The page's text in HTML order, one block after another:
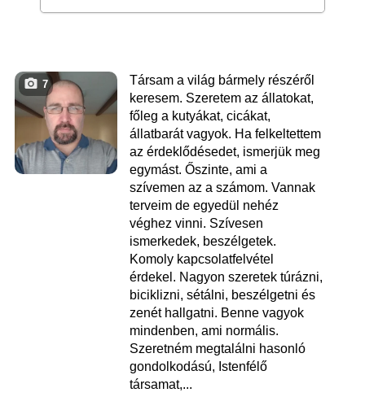
7
Társam a világ bármely részéről
keresem. Szeretem az állatokat,
főleg a kutyákat, cicákat,
állatbarát vagyok. Ha felkeltettem
az érdeklődésedet, ismerjük meg
egymást. Őszinte, ami a
szívemen az a számom. Vannak
terveim de egyedül nehéz
véghez vinni. Szívesen
ismerkedek, beszélgetek.
Komoly kapcsolatfelvétel
érdekel. Nagyon szeretek túrázni,
biciklizni, sétálni, beszélgetni és
zenét hallgatni. Benne vagyok
mindenben, ami normális.
Szeretném megtalálni hasonló
gondolkodású, Istenfélő
társamat,...